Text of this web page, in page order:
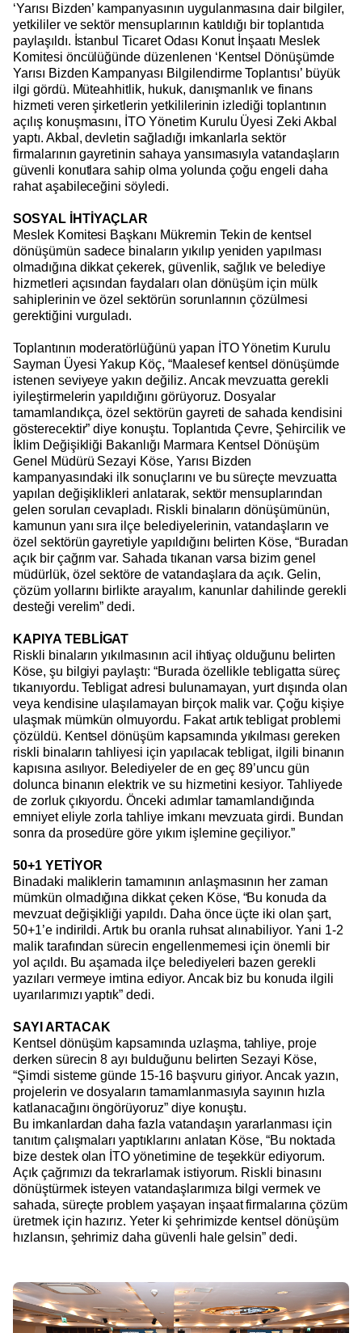
‘Yarısı Bizden’ kampanyasının uygulanmasına dair bilgiler,
yetkililer ve sektör mensuplarının katıldığı bir toplantıda
paylaşıldı. İstanbul Ticaret Odası Konut İnşaatı Meslek
Komitesi öncülüğünde düzenlenen ‘Kentsel Dönüşümde
Yarısı Bizden Kampanyası Bilgilendirme Toplantısı’ büyük
ilgi gördü. Müteahhitlik, hukuk, danışmanlık ve finans
hizmeti veren şirketlerin yetkililerinin izlediği toplantının
açılış konuşmasını, İTO Yönetim Kurulu Üyesi Zeki Akbal
yaptı. Akbal, devletin sağladığı imkanlarla sektör
firmalarının gayretinin sahaya yansımasıyla vatandaşların
güvenli konutlara sahip olma yolunda çoğu engeli daha
rahat aşabileceğini söyledi.
SOSYAL İHTİYAÇLAR
Meslek Komitesi Başkanı Mükremin Tekin de kentsel
dönüşümün sadece binaların yıkılıp yeniden yapılması
olmadığına dikkat çekerek, güvenlik, sağlık ve belediye
hizmetleri açısından faydaları olan dönüşüm için mülk
sahiplerinin ve özel sektörün sorunlarının çözülmesi
gerektiğini vurguladı.
Toplantının moderatörlüğünü yapan İTO Yönetim Kurulu
Sayman Üyesi Yakup Köç, “Maalesef kentsel dönüşümde
istenen seviyeye yakın değiliz. Ancak mevzuatta gerekli
iyileştirmelerin yapıldığını görüyoruz. Dosyalar
tamamlandıkça, özel sektörün gayreti de sahada kendisini
gösterecektir” diye konuştu. Toplantıda Çevre, Şehircilik ve
İklim Değişikliği Bakanlığı Marmara Kentsel Dönüşüm
Genel Müdürü Sezayi Köse, Yarısı Bizden
kampanyasındaki ilk sonuçlarını ve bu süreçte mevzuatta
yapılan değişiklikleri anlatarak, sektör mensuplarından
gelen soruları cevapladı. Riskli binaların dönüşümünün,
kamunun yanı sıra ilçe belediyelerinin, vatandaşların ve
özel sektörün gayretiyle yapıldığını belirten Köse, “Buradan
açık bir çağrım var. Sahada tıkanan varsa bizim genel
müdürlük, özel sektöre de vatandaşlara da açık. Gelin,
çözüm yollarını birlikte arayalım, kanunlar dahilinde gerekli
desteği verelim” dedi.
KAPIYA TEBLİGAT
Riskli binaların yıkılmasının acil ihtiyaç olduğunu belirten
Köse, şu bilgiyi paylaştı: “Burada özellikle tebligatta süreç
tıkanıyordu. Tebligat adresi bulunamayan, yurt dışında olan
veya kendisine ulaşılamayan birçok malik var. Çoğu kişiye
ulaşmak mümkün olmuyordu. Fakat artık tebligat problemi
çözüldü. Kentsel dönüşüm kapsamında yıkılması gereken
riskli binaların tahliyesi için yapılacak tebligat, ilgili binanın
kapısına asılıyor. Belediyeler de en geç 89’uncu gün
dolunca binanın elektrik ve su hizmetini kesiyor. Tahliyede
de zorluk çıkıyordu. Önceki adımlar tamamlandığında
emniyet eliyle zorla tahliye imkanı mevzuata girdi. Bundan
sonra da prosedüre göre yıkım işlemine geçiliyor.”
50+1 YETİYOR
Binadaki maliklerin tamamının anlaşmasının her zaman
mümkün olmadığına dikkat çeken Köse, “Bu konuda da
mevzuat değişikliği yapıldı. Daha önce üçte iki olan şart,
50+1’e indirildi. Artık bu oranla ruhsat alınabiliyor. Yani 1-2
malik tarafından sürecin engellenmemesi için önemli bir
yol açıldı. Bu aşamada ilçe belediyeleri bazen gerekli
yazıları vermeye imtina ediyor. Ancak biz bu konuda ilgili
uyarılarımızı yaptık” dedi.
SAYI ARTACAK
Kentsel dönüşüm kapsamında uzlaşma, tahliye, proje
derken sürecin 8 ayı bulduğunu belirten Sezayi Köse,
“Şimdi sisteme günde 15-16 başvuru giriyor. Ancak yazın,
projelerin ve dosyaların tamamlanmasıyla sayının hızla
katlanacağını öngörüyoruz” diye konuştu.
Bu imkanlardan daha fazla vatandaşın yararlanması için
tanıtım çalışmaları yaptıklarını anlatan Köse, “Bu noktada
bize destek olan İTO yönetimine de teşekkür ediyorum.
Açık çağrımızı da tekrarlamak istiyorum. Riskli binasını
dönüştürmek isteyen vatandaşlarımıza bilgi vermek ve
sahada, süreçte problem yaşayan inşaat firmalarına çözüm
üretmek için hazırız. Yeter ki şehrimizde kentsel dönüşüm
hızlansın, şehrimiz daha güvenli hale gelsin” dedi.